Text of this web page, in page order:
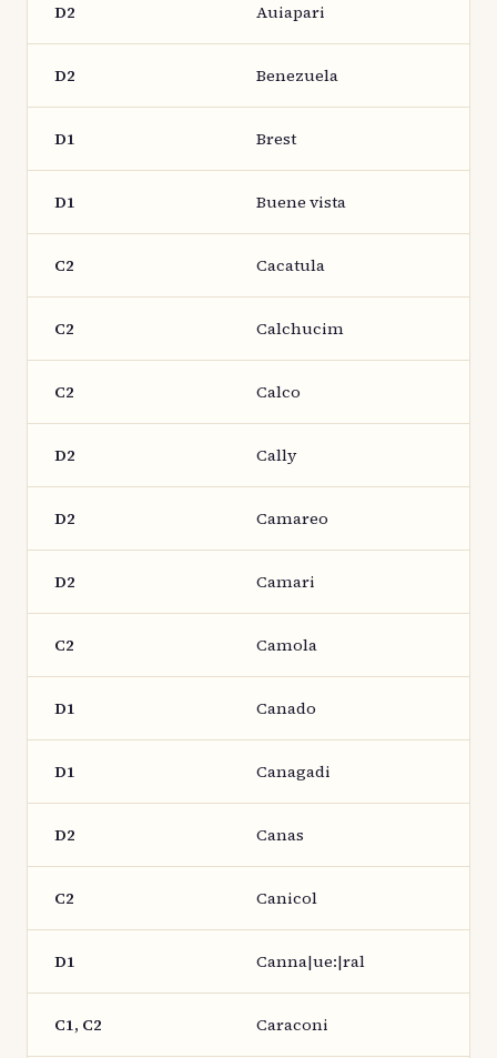
D2 Auiapari
D2 Benezuela
D1 Brest
D1 Buene vista
C2 Cacatula
C2 Calchucim
C2 Calco
D2 Cally
D2 Camareo
D2 Camari
C2 Camola
D1 Canado
D1 Canagadi
D2 Canas
C2 Canicol
D1 Canna|ue:|ral
C1, C2 Caraconi